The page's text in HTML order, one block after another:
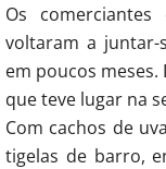
Os
voltaram a
em poucos meses.
que teve lugar na
Com cachos de
tigelas de barro,